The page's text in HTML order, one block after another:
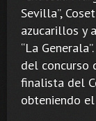
Sevilla”,
azucarillos y
“La
del concurso
finalista del
obteniendo